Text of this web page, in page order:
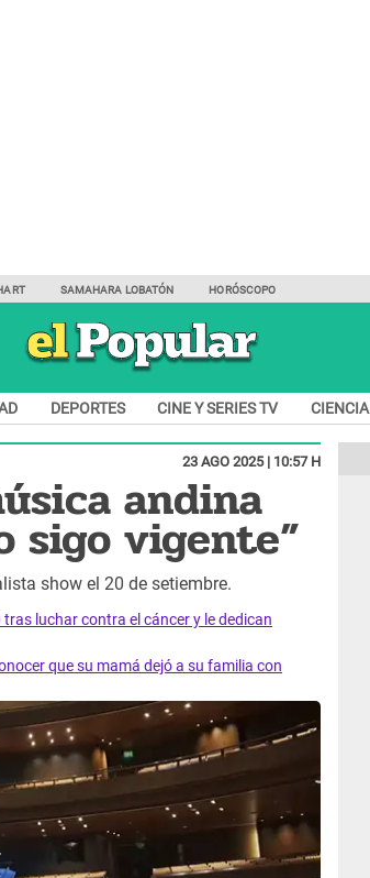
SAMAHARA LOBATÓN HORÓSCOPO
DEPORTES CINE Y SERIES TV CIENCIA
23 AGO 2025 | 10:57 H
andina
sigo vigente”
show el 20 de setiembre.
luchar contra el cáncer y le dedican
que su mamá dejó a su familia con